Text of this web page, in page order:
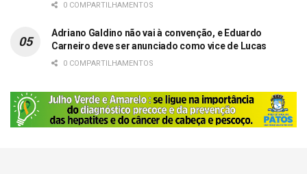
0 COMPARTILHAMENTOS
Adriano Galdino não vai à convenção, e Eduardo
Carneiro deve ser anunciado como vice de Lucas
0 COMPARTILHAMENTOS